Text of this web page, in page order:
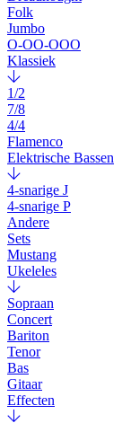
Folk
Jumbo
O-OO-OOO
Klassiek
1/2
7/8
4/4
Flamenco
Elektrische Bassen
4-snarige J
4-snarige P
Andere
Sets
Mustang
Ukeleles
Sopraan
Concert
Bariton
Tenor
Bas
Gitaar
Effecten